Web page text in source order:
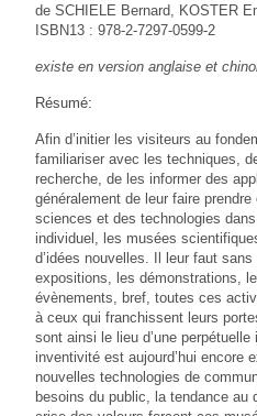
de SCHIELE Bernard, KOSTER
ISBN13 : 978-2-7297-0599-2
existe en version anglaise et
Résumé:
Afin d’initier les visiteurs au
familiariser avec les techniques,
recherche, de les informer des
généralement de leur faire
sciences et des technologies
individuel, les musées
d’idées nouvelles. Il leur faut
expositions, les démonstrations,
évènements, bref, toutes ces
à ceux qui franchissent leurs
sont ainsi le lieu d’une
inventivité est aujourd’hui encore
nouvelles technologies de
besoins du public, la tendance au